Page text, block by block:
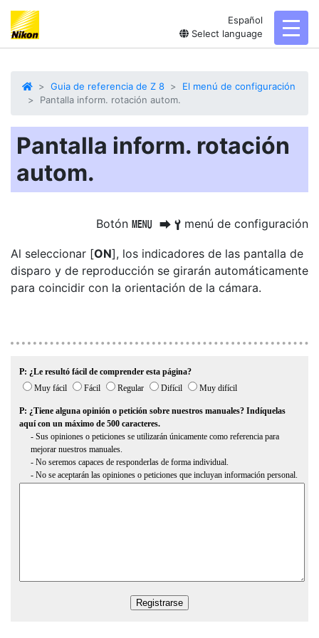
Español
Select language
Guia de referencia de Z 8
El menú de configuración
Pantalla inform. rotación autom.
Pantalla inform. rotación
autom.
Botón G U B menú de configuración
Al seleccionar [ON], los indicadores de las pantalla de
disparo y de reproducción se girarán automáticamente
para coincidir con la orientación de la cámara.